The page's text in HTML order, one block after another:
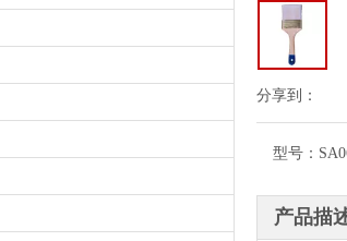
分享到：
型号：
产品描